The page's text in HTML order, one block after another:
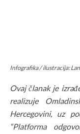
Infografika / ilustracija:
Ovaj članak je
realizuje
Hercegovini, uz
“Platforma